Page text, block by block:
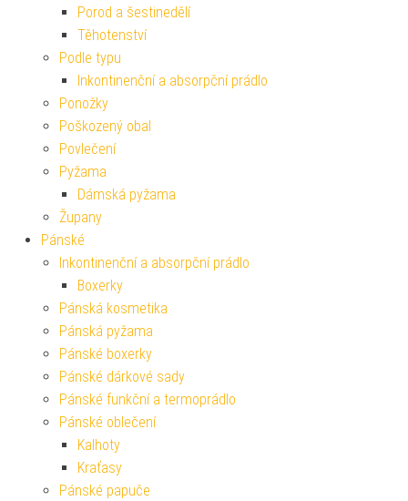
Porod a šestinedělí
Těhotenství
Podle typu
Inkontinenční a absorpční prádlo
Ponožky
Poškozený obal
Povlečení
Pyžama
Dámská pyžama
Župany
Pánské
Inkontinenční a absorpční prádlo
Boxerky
Pánská kosmetika
Pánská pyžama
Pánské boxerky
Pánské dárkové sady
Pánské funkční a termoprádlo
Pánské oblečení
Kalhoty
Kraťasy
Pánské papuče